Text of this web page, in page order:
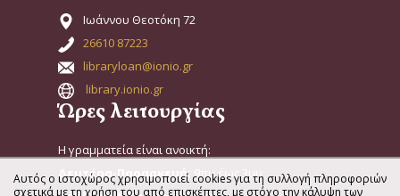
Ιωάννου Θεοτόκη 72
26610 87223
libraryloan@ionio.gr
library.ionio.gr
Ώρες λειτουργίας
Η γραμματεία είναι ανοικτή:
Δευτέρα-Παρασκευή: 9πμ έως 3μμ
Αυτός ο ιστοχώρος χρησιμοποιεί cookies για τη συλλογή πληροφοριών
σχετικά με τη χρήση του από επισκέπτες, με στόχο την κάλυψη των